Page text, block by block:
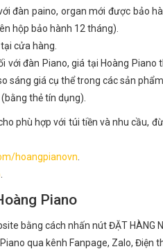
đàn paino, organ mới được bảo
hộp bảo hành 12 tháng).
cửa hàng.
với đàn Piano, giá tại Hoàng Piano
sáng giá cụ thể trong các sản
thẻ tín dụng).
phù hợp với túi tiền và nhu cầu,
hoangpianovn
Piano
bằng cách nhấn nút ĐẶT HÀNG
qua kênh Fanpage, Zalo, Điện